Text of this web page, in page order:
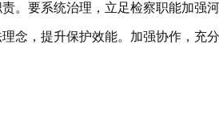
。要系统治理，立足检察职能加强
念，提升保护效能。加强协作，充